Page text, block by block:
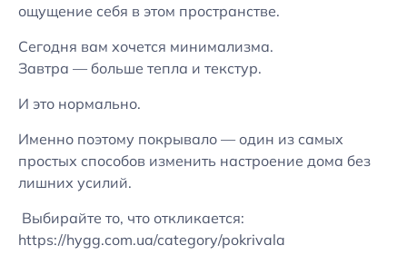
ощущение себя в этом пространстве.
Сегодня вам хочется минимализма.
Завтра — больше тепла и текстур.
И это нормально.
Именно поэтому покрывало — один из самых
простых способов изменить настроение дома без
лишних усилий.
Выбирайте то, что откликается:
https://hygg.com.ua/category/pokrivala